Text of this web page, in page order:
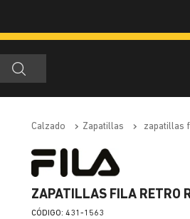
calzado zapatillas zapatillas
ZAPATILLAS FILA RETRO
:431-1563